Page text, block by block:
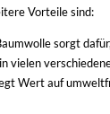
Vorteile sind:
sorgt
vielen
Wert auf